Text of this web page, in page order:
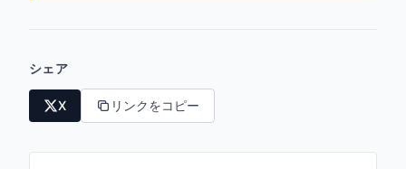
シェア
X リンクをコピー